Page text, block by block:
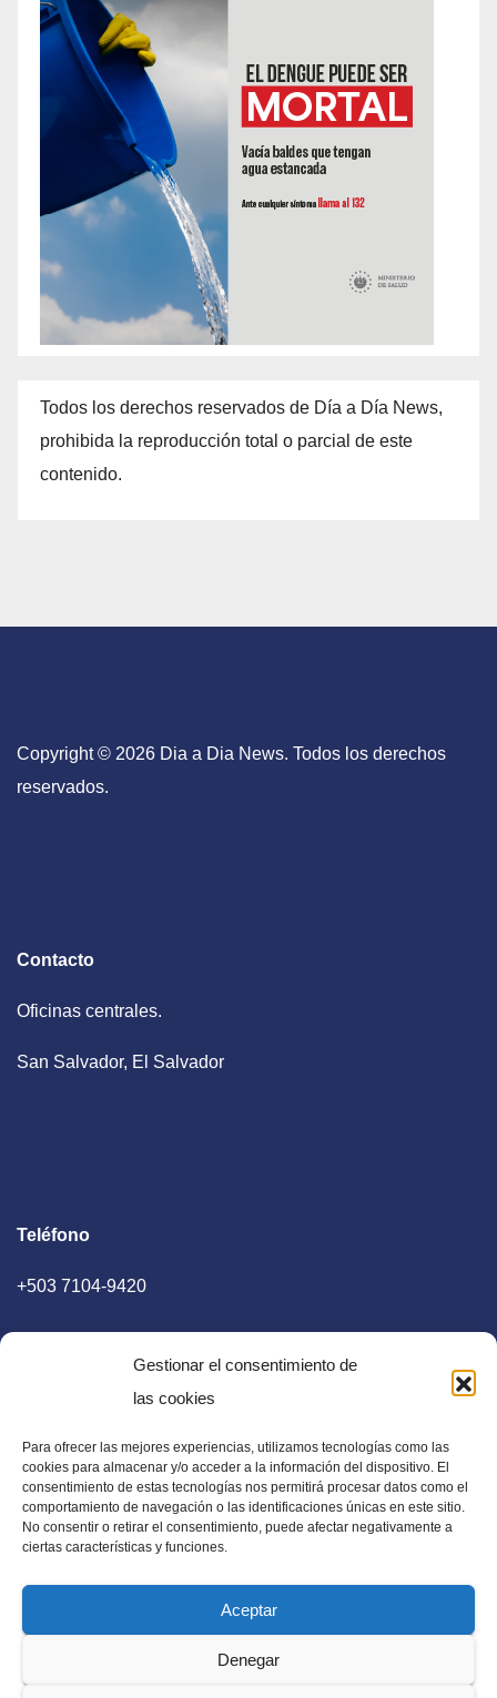
Gestionar el consentimiento de
las cookies
Para ofrecer las mejores experiencias, utilizamos tecnologías como las
cookies para almacenar y/o acceder a la información del dispositivo. El
consentimiento de estas tecnologías nos permitirá procesar datos como el
comportamiento de navegación o las identificaciones únicas en este sitio.
No consentir o retirar el consentimiento, puede afectar negativamente a
ciertas características y funciones.
Aceptar
Denegar
Todos los derechos reservados de Día a Día News,
prohibida la reproducción total o parcial de este
contenido.
Copyright © 2026 Dia a Dia News. Todos los derechos
reservados.
Contacto
Oficinas centrales.
San Salvador, El Salvador
Teléfono
+503 7104-9420
E-mail
diaadia.redaccion@gmail.com